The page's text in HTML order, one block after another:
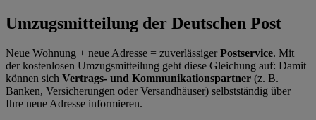
Umzugsmitteilung der Deutschen Post
Neue Wohnung + neue Adresse = zuverlässigerPostservice. Mit
der kostenlosen Umzugsmitteilung geht diese Gleichung auf: Damit
können sich Vertrags- und Kommunikationspartner (z. B.
Banken, Versicherungen oder Versandhäuser) selbstständig über
Ihre neue Adresse informieren.